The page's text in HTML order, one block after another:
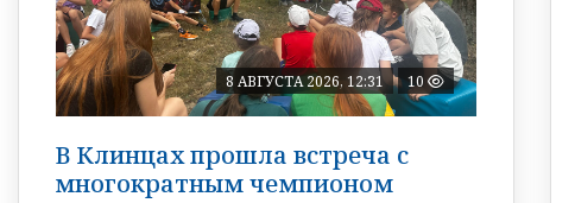
8 АВГУСТА 2026, 12:31 10
В Клинцах прошла встреча с
многократным чемпионом